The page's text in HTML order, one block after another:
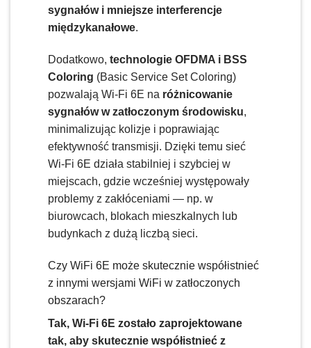
sygnałów i mniejsze interferencje
międzykanałowe.
Dodatkowo,technologie OFDMA i BSS
Coloring (Basic Service Set Coloring)
pozwalają Wi-Fi 6E na różnicowanie
sygnałów w zatłoczonym środowisku,
minimalizując kolizje i poprawiając
efektywność transmisji. Dzięki temu sieć
Wi-Fi 6E działa stabilniej i szybciej w
miejscach, gdzie wcześniej występowały
problemy z zakłóceniami — np. w
biurowcach, blokach mieszkalnych lub
budynkach z dużą liczbą sieci.
Czy WiFi 6E może skutecznie współistnieć
z innymi wersjami WiFi w zatłoczonych
obszarach?
Tak, Wi-Fi 6E zostało zaprojektowane
tak, aby skutecznie współistnieć z